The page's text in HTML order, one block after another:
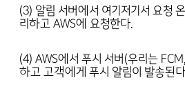
(3) 알림 서버에서 여기저기서 요청
리하고 AWS에 요청한다.
(4) AWS에서 푸시 서버(우리는
하고 고객에게 푸시 알림이 발송된